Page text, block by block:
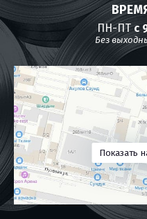
ПН-ПТс
Без
Показать